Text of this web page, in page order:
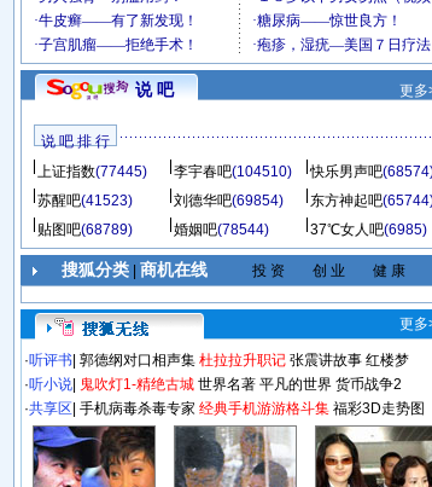
说 吧 更多
说 吧 排 行
上证指数(77445) 李宇春吧(104510) 快乐男声吧
苏醒吧(41523) 刘德华吧(69854) 东方神起吧
贴图吧(68789) 婚姻吧(78544) 37℃女人吧(6985)
搜狐分类| 商机在线 投 资 创 业 健 康
更多
·听评书 郭德纲对口相声集 杜拉拉升职记 张震讲故事 红楼梦
·听小说 鬼吹灯1-精绝古城 世界名著 平凡的世界 货币战争2
·共享区 手机病毒杀毒专家 经典手机游游格斗集 福彩3D走势图